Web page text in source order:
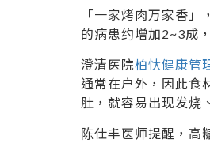
「一家烤肉万家香
的病患约增加2~3成
澄清医院柏忕健康管
通常在户外，因此食
肚，就容易出现发烧
陈仕丰医师提醒，高